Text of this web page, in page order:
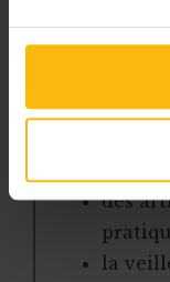
des
la